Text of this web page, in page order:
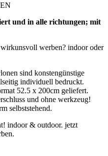
und in alle richtungen; mit
werben? indoor oder
sind konstengünstige
individuell bedruckt.
52.5 x 200cm geliefert.
und ohne werkzeug!
selbststehend.
indoor & outdoor. jetzt